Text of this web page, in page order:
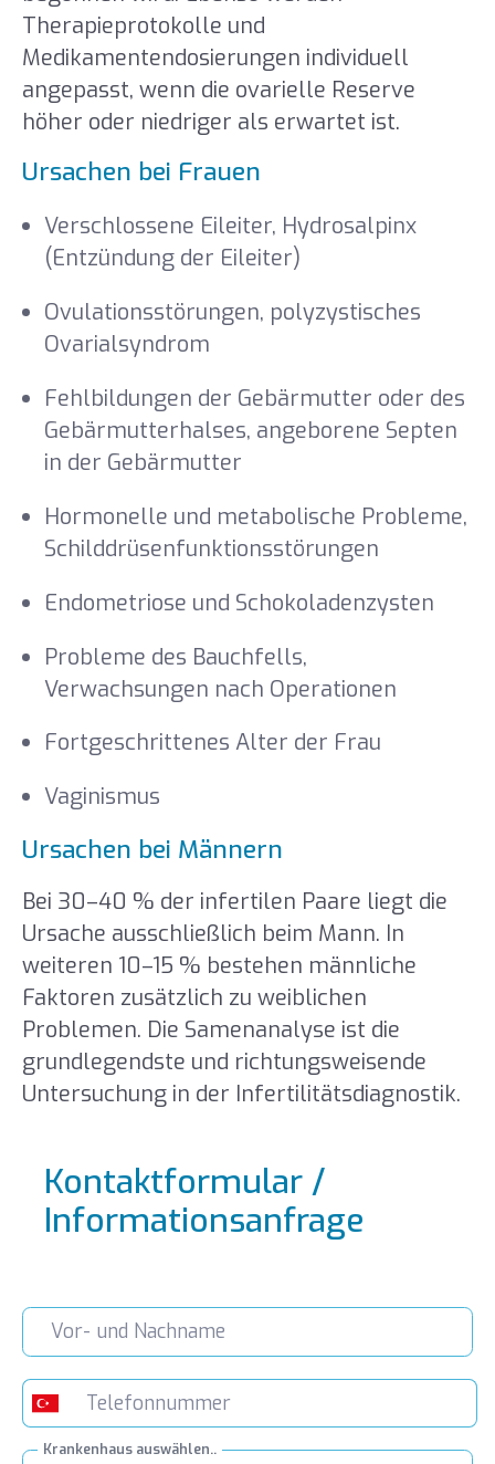
Therapieprotokolle und
Medikamentendosierungen individuell
angepasst, wenn die ovarielle Reserve
höher oder niedriger als erwartet ist.
Ursachen bei Frauen
Verschlossene Eileiter, Hydrosalpinx
(Entzündung der Eileiter)
Ovulationsstörungen, polyzystisches
Ovarialsyndrom
Fehlbildungen der Gebärmutter oder des
Gebärmutterhalses, angeborene Septen
in der Gebärmutter
Hormonelle und metabolische Probleme,
Schilddrüsenfunktionsstörungen
Endometriose und Schokoladenzysten
Probleme des Bauchfells,
Verwachsungen nach Operationen
Fortgeschrittenes Alter der Frau
Vaginismus
Ursachen bei Männern
Bei 30–40 % der infertilen Paare liegt die
Ursache ausschließlich beim Mann. In
weiteren 10–15 % bestehen männliche
Faktoren zusätzlich zu weiblichen
Problemen. Die Samenanalyse ist die
grundlegendste und richtungsweisende
Untersuchung in der Infertilitätsdiagnostik.
Kontaktformular /
Informationsanfrage
Krankenhaus auswählen..